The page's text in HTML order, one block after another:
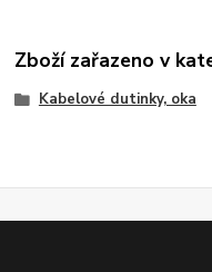
Zboží zařazeno v
Kabelové dutinky, oka